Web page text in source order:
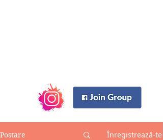
Postare Înregistrează-te